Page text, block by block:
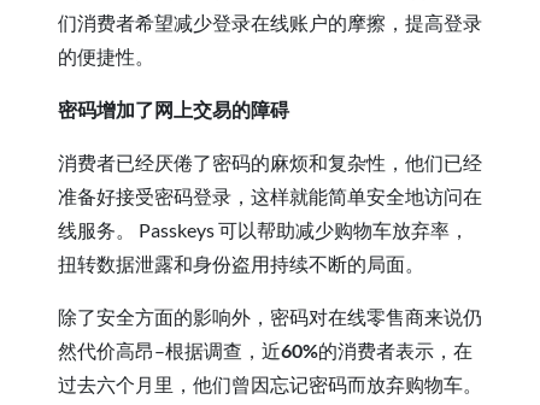
们消费者希望减少登录在线账户的摩擦，提高登录
的便捷性。
密码增加了网上交易的障碍
消费者已经厌倦了密码的麻烦和复杂性，他们已经
准备好接受密码登录，这样就能简单安全地访问在
线服务。 Passkeys 可以帮助减少购物车放弃率，
扭转数据泄露和身份盗用持续不断的局面。
除了安全方面的影响外，密码对在线零售商来说仍
然代价高昂–根据调查，近60%的消费者表示，在
过去六个月里，他们曾因忘记密码而放弃购物车。